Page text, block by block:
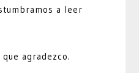
a leer
agradezco.